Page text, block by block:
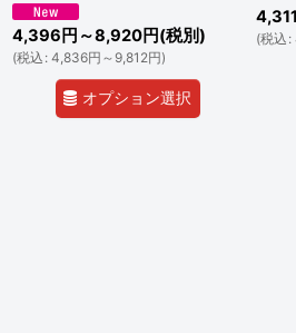
4,396 円 ～8,920円(税別)
(税込 : 4,836円 ～9,812円)
オプション選択
4,311
(税込 :